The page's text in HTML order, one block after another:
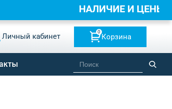
Личный кабинет
0
Корзина
НАЛИЧИЕ И